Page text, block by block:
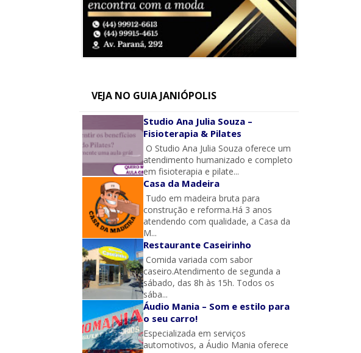
VEJA NO GUIA JANIÓPOLIS
Studio Ana Julia Souza –
Fisioterapia & Pilates
O Studio Ana Julia Souza oferece um
atendimento humanizado e completo
em fisioterapia e pilate...
Casa da Madeira
Tudo em madeira bruta para
construção e reforma.Há 3 anos
atendendo com qualidade, a Casa da
M...
Restaurante Caseirinho
Comida variada com sabor
caseiro.Atendimento de segunda a
sábado, das 8h às 15h. Todos os
sába...
Áudio Mania – Som e estilo para
o seu carro!
Especializada em serviços
automotivos, a Áudio Mania oferece